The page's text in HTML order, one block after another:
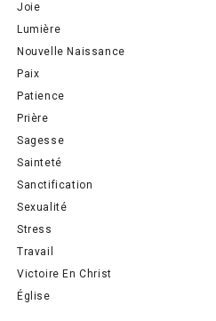
Joie
Lumière
Nouvelle Naissance
Paix
Patience
Prière
Sagesse
Sainteté
Sanctification
Sexualité
Stress
Travail
Victoire En Christ
Église